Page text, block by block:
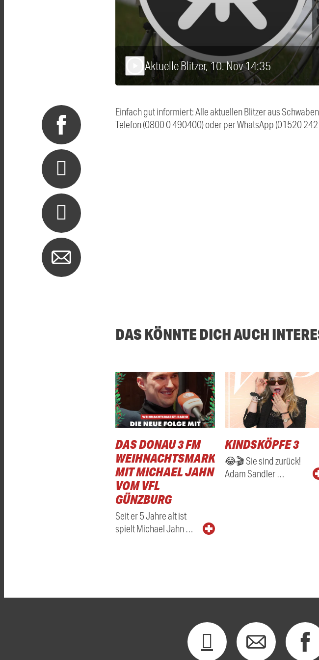
Aktuelle Blitzer, 10. Nov 14:35
Einfach gut informiert: Alle aktuellen Blitzer aus
Telefon (0800 0 490400) oder per WhatsApp (01520 242
DAS KÖNNTE DICH AUCH
DAS DONAU 3 FM
WEIHNACHTSMARKTRADIO
MIT MICHAEL JAHN
VOM VFL
GÜNZBURG
Seit er 5 Jahre alt ist
spielt Michael Jahn …
KINDSKÖPFE 3
😂🎬 Sie sind zurück!
Adam Sandler …